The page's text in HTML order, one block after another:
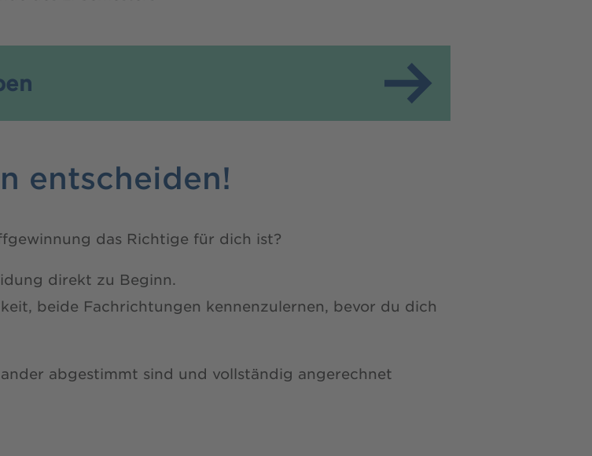
entscheiden!
das Richtige für dich ist?
direkt zu Beginn.
beide Fachrichtungen kennenzulernen, bevor du dich
abgestimmt sind und vollständig angerechnet